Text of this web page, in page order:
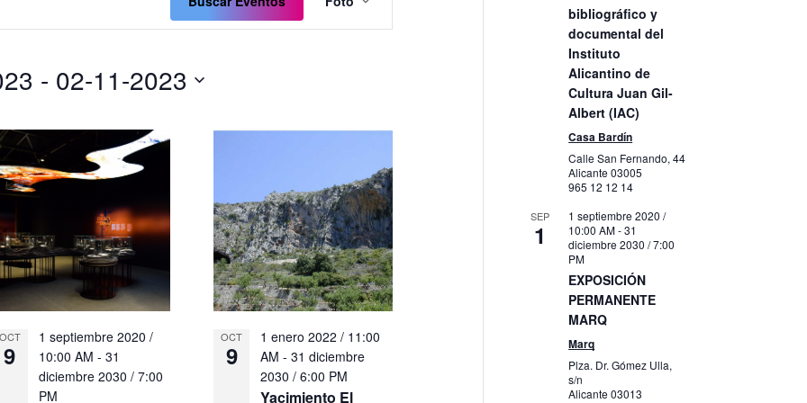
- 02-11-2023
OCT
9
1 septiembre 2020 /
10:00 AM - 31
diciembre 2030 / 7:00
PM
OCT
9
Yacimiento El
1 enero 2022 / 11:00
AM -31 diciembre
2030 / 6:00 PM
bibliográfico y
documental del
Instituto
Alicantino de
Cultura Juan Gil-
Albert (IAC)
Casa Bardín
Calle San Fernando, 44
Alicante03005
965 12 12 14
SEP
1
1 septiembre 2020 /
10:00 AM-31
diciembre 2030 / 7:00
PM
EXPOSICIÓN
PERMANENTE
MARQ
Marq
Plza. Dr. Gómez Ulla,
s/n
Alicante03013